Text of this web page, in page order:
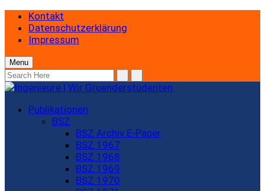
Kontakt
Datenschutzerklärung
Impressum
Menu
Publikationen
BSZ
BSZ Archiv E-Paper
BSZ 1967
BSZ 1968
BSZ 1969
BSZ 1970